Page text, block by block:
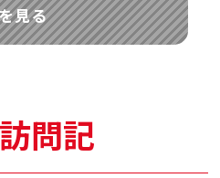
見る
問記